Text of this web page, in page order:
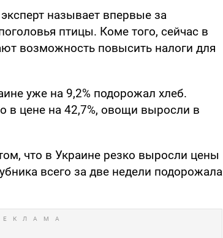
называет впервые за
птицы. Коме того, сейчас в
возможность повысить налоги для
уже на 9,2% подорожал хлеб.
в цене на 42,7%, овощи выросли в
что в Украине резко выросли цены
всего за две недели подорожала